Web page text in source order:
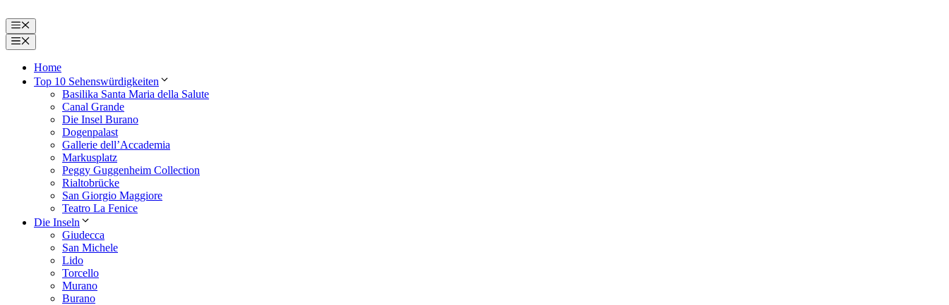
Inhalt
springen
Menü
Menü
Home
Top 10 Sehenswürdigkeiten
Basilika Santa Maria della Salute
Canal Grande
Die Insel Burano
Dogenpalast
Gallerie dell’Accademia
Markusplatz
Peggy Guggenheim Collection
Rialtobrücke
San Giorgio Maggiore
Teatro La Fenice
Die Inseln
Giudecca
San Michele
Lido
Torcello
Murano
Burano